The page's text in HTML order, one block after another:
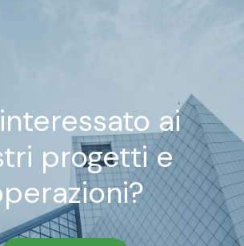
ai
progetti e